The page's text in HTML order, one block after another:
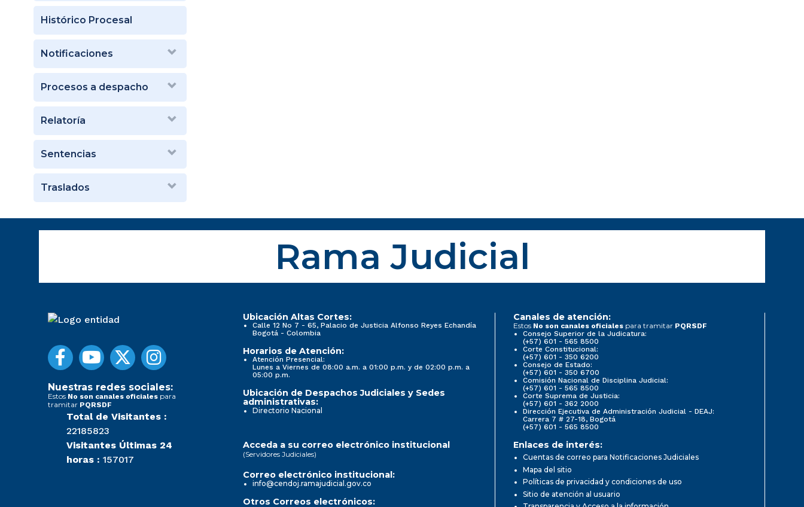
Histórico Procesal
Notificaciones
Procesos a despacho
Relatoría
Sentencias
Traslados
Rama Judicial
Nuestras redes sociales:
Estos No son canales oficiales para
tramitar PQRSDF
Total de Visitantes :
22185823
Visitantes Últimas 24
horas : 157017
Ubicación Altas Cortes:
Calle 12 No 7 - 65, Palacio de Justicia Alfonso Reyes Echandía
Bogotá - Colombia
Horarios de Atención:
Atención Presencial:
Lunes a Viernes de 08:00 a.m. a 01:00 p.m. y de 02:00 p.m. a
05:00 p.m.
Ubicación de Despachos Judiciales y Sedes
administrativas:
Directorio Nacional
Canales de atención:
Estos No son canales oficiales para tramitar PQRSDF
Consejo Superior de la Judicatura:
(+57) 601 - 565 8500
Corte Constitucional:
(+57) 601 - 350 6200
Consejo de Estado:
(+57) 601 - 350 6700
Comisión Nacional de Disciplina Judicial:
(+57) 601 - 565 8500
Corte Suprema de Justicia:
(+57) 601 - 362 2000
Dirección Ejecutiva de Administración Judicial - DEAJ:
Carrera 7 # 27-18, Bogotá
(+57) 601 - 565 8500
Acceda a su correo electrónico institucional
(Servidores Judiciales)
Correo electrónico institucional:
info@cendoj.ramajudicial.gov.co
Otros Correos electrónicos:
Enlaces de interés:
Cuentas de correo para Notificaciones Judiciales
Mapa del sitio
Políticas de privacidad y condiciones de uso
Sitio de atención al usuario